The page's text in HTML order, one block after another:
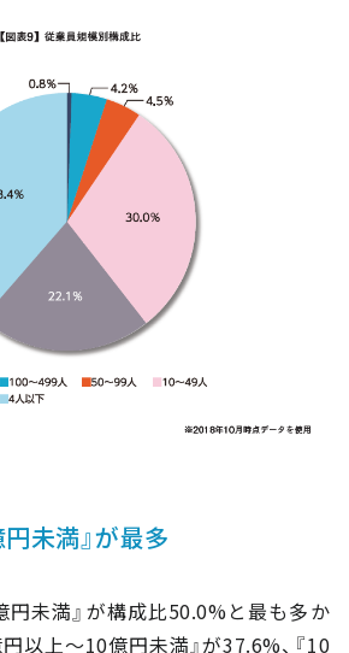
未満』が最多
円未満』が構成比50.0%と最も多か
円以上～10億円未満』が37.6%、『10